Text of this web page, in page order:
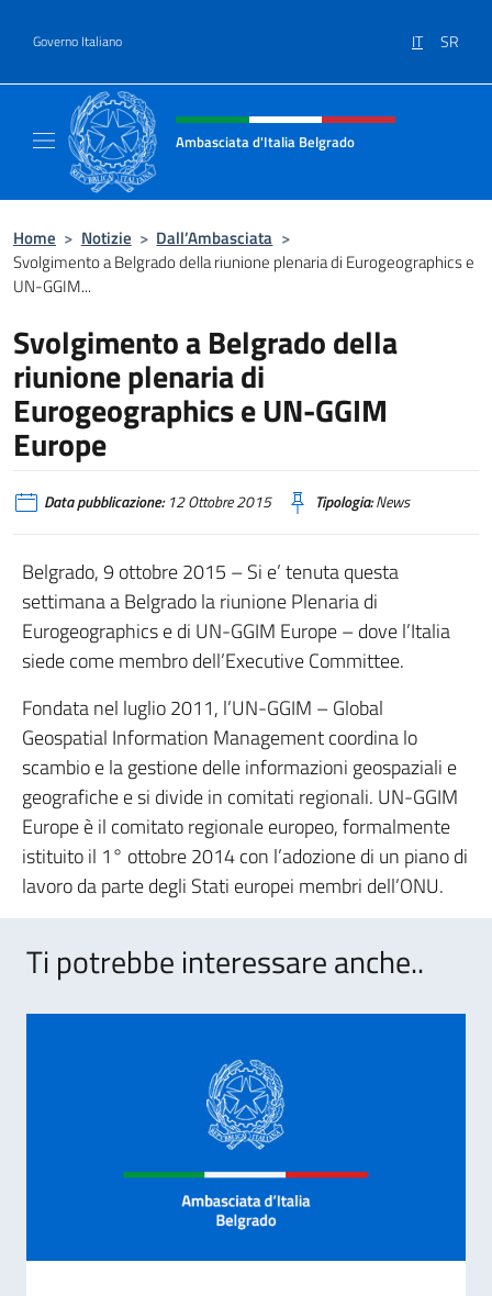
Governo Italiano IT SR
Intestazione sito, social e menù
Ambasciata d'Italia Belgrado
Home > Notizie > Dall’Ambasciata >
Svolgimento a Belgrado della riunione plenaria di Eurogeographics e
UN-GGIM...
Svolgimento a Belgrado della
riunione plenaria di
Eurogeographics e UN-GGIM
Europe
Data pubblicazione:12 Ottobre 2015 Tipologia:News
Belgrado, 9 ottobre 2015 – Si e’ tenuta questa
settimana a Belgrado la riunione Plenaria di
Eurogeographics e di UN-GGIM Europe – dove l’Italia
siede come membro dell’Executive Committee.
Fondata nel luglio 2011, l’UN-GGIM – Global
Geospatial Information Management coordina lo
scambio e la gestione delle informazioni geospaziali e
geografiche e si divide in comitati regionali. UN-GGIM
Europe è il comitato regionale europeo, formalmente
istituito il 1° ottobre 2014 con l’adozione di un piano di
lavoro da parte degli Stati europei membri dell’ONU.
Ti potrebbe interessare anche..